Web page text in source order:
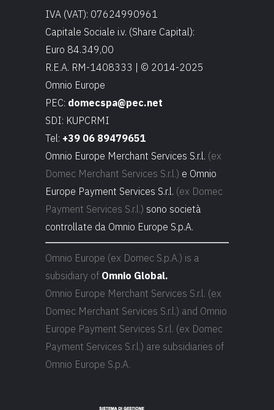
IVA (VAT): 07624990961
Capitale Sociale i.v. (Share Capital):
Euro 84.349,00
R.E.A. RM-1408333 | © 2014-2025
Omnio Europe
PEC: domecspa@pec.net
SDI: KUPCRMI
Tel: +39 06 89479651
Omnio Europe Merchant Services S.r.l. (ex
Domec Merchant Services S.r.l.) e Omnio
Europe Payment Services S.r.l. (ex Domec
Payment Services S.r.l.) sono società
controllate da Omnio Europe S.p.A.
Omnio Europe (ex Domec S.p.A.) is a
subsidiary of Omnio Global.
Omnio Europe Merchant Services S.r.l. (ex
Domec Merchant Services S.r.l.) and Omnio
Europe Payment Services S.r.l. (ex Domec
Payment Services S.r.l.) are subsidiaries of
Omnio Europe S.p.A.